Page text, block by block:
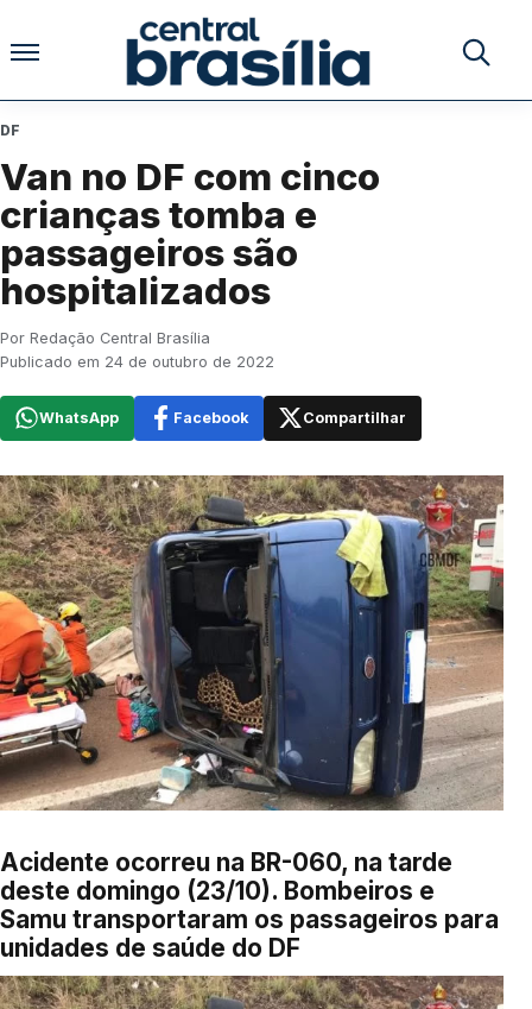
Pular para o conteúdo
Buscar
DF
Van no DF com cinco
crianças tomba e
passageiros são
hospitalizados
Por Redação Central Brasília
Publicado em 24 de outubro de 2022
WhatsApp Facebook Compartilhar
Acidente ocorreu na BR-060, na tarde
deste domingo (23/10). Bombeiros e
Samu transportaram os passageiros para
unidades de saúde do DF